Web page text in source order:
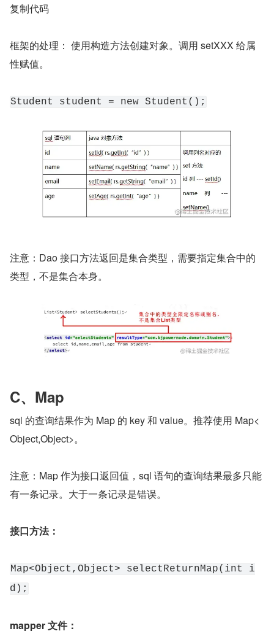
复制代码
框架的处理： 使用构造方法创建对象。调用 setXXX 给属
性赋值。
Student student = new Student();
注意：Dao 接口方法返回是集合类型，需要指定集合中的
类型，不是集合本身。
C、Map
sql 的查询结果作为 Map 的 key 和 value。推荐使用 Map<
Object,Object>。
注意：Map 作为接口返回值，sql 语句的查询结果最多只能
有一条记录。大于一条记录是错误。
接口方法：
Map<Object,Object> selectReturnMap(int i
d);
mapper 文件：